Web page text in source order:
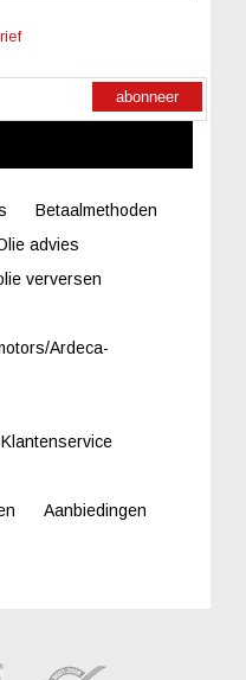
abonneer
Betaalmethoden
advies
verversen
Ardeca-
Klantenservice
Aanbiedingen